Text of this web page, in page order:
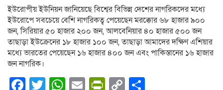
ইউরোপীয় ইউনিয়ন জানিয়েছে বিশ্বের বিভিন্ন দেশের নাগরিকদের মধ্যে
ইউরোপে সবচেয়ে বেশি নাগরিকত্ব পেয়েছেন মরক্কোর ৬৮ হাজার ৯০০
জন, সিরিয়ার ৫০ হাজার ২০০ জন, আলবেনিয়ার ৪০ হাজার ৫০০ জন
তাছাড়া ইউক্রেনের ১৮ হাজার ১০০ জন, তাছাড়া আমাদের দক্ষিণ এশিয়ার
মধ্যে ভারতের পেয়েছেন ১৬ হাজার ৪০০ জন এবং পাকিস্তানের ১৬ হাজার
জন নাগরিক।
Facebook
Twitter
WhatsApp
EmailPrintFriendly
Copy